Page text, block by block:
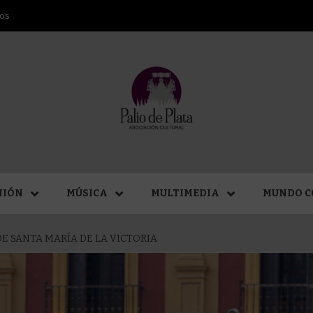
MÁLAGA
MÚSICA MULTIMEDIA MUNDO
SANTA MARÍA DE LA VICTORIA